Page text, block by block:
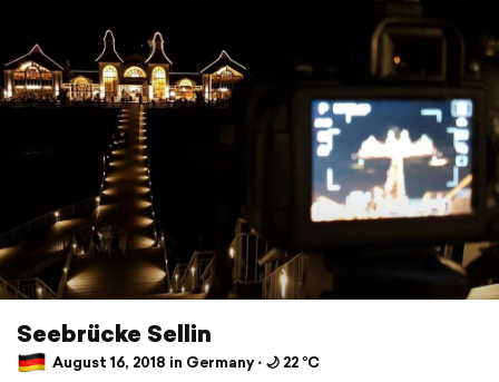
Seebrücke Sellin
August 16, 2018 in Germany ⋅ 🌙 22 °C